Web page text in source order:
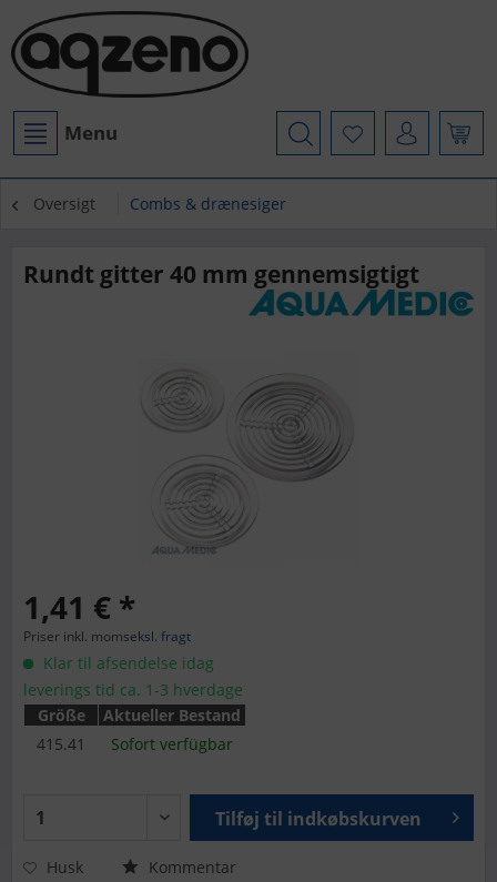
Menu
Oversigt Combs & drænesiger
Rundt gitter 40 mm gennemsigtigt
1,41 € *
Priser inkl. momseksl. fragt
Klar til afsendelse idag
leverings tid ca. 1-3 hverdage
Größe
Aktueller Bestand
415.41
Sofort verfügbar
Tilføj til indkøbskurven
Husk Kommentar